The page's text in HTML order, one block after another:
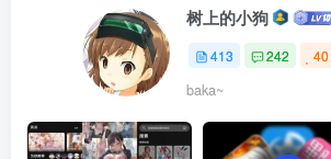
树上的小狗
413 242 40
baka~